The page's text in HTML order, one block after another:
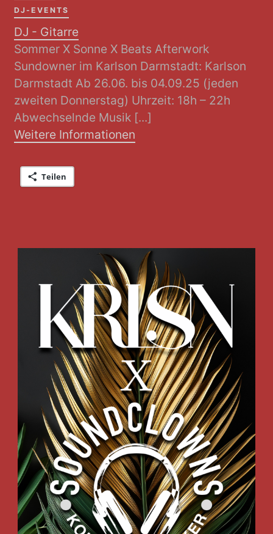
DJ-EVENTS
DJ - Gitarre
Sommer X Sonne X Beats Afterwork
Sundowner im Karlson Darmstadt: Karlson
Darmstadt Ab 26.06. bis 04.09.25 (jeden
zweiten Donnerstag) Uhrzeit: 18h – 22h
Abwechselnde Musik [...]
Weitere Informationen
Teilen